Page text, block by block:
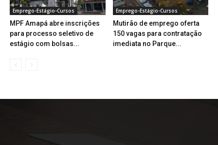
Emprego-Estágio-Cursos
MPF Amapá abre inscrições
para processo seletivo de
estágio com bolsas...
Emprego-Estágio-Cursos
Mutirão de emprego oferta
150 vagas para contratação
imediata no Parque...